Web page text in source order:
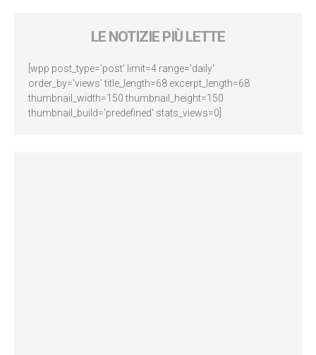
LE NOTIZIE PIÙ LETTE
[wpp post_type='post' limit=4 range='daily'
order_by='views' title_length=68 excerpt_length=68
thumbnail_width=150 thumbnail_height=150
thumbnail_build='predefined' stats_views=0]